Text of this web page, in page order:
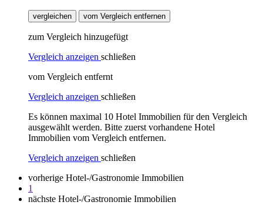
vergleichen vom Vergleich entfernen
zum Vergleich hinzugefügt
Vergleich anzeigen schließen
vom Vergleich entfernt
Vergleich anzeigen schließen
Es können maximal 10 Hotel Immobilien für den Vergleich
ausgewählt werden. Bitte zuerst vorhandene Hotel
Immobilien vom Vergleich entfernen.
Vergleich anzeigen schließen
vorherige Hotel-/Gastronomie Immobilien
1
nächste Hotel-/Gastronomie Immobilien